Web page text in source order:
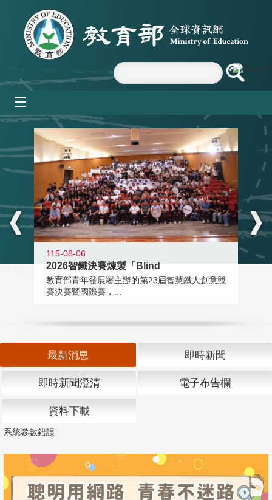
跳到主要內容區塊
:::
115-08-06
2026智鐵決賽煉製「Blind
教育部青年發展署主辦的第23屆智慧鐵人創意競
賽決賽暨國際賽，...
最新消息 即時新聞
即時新聞澄清 電子布告欄
資料下載
系統參數錯誤